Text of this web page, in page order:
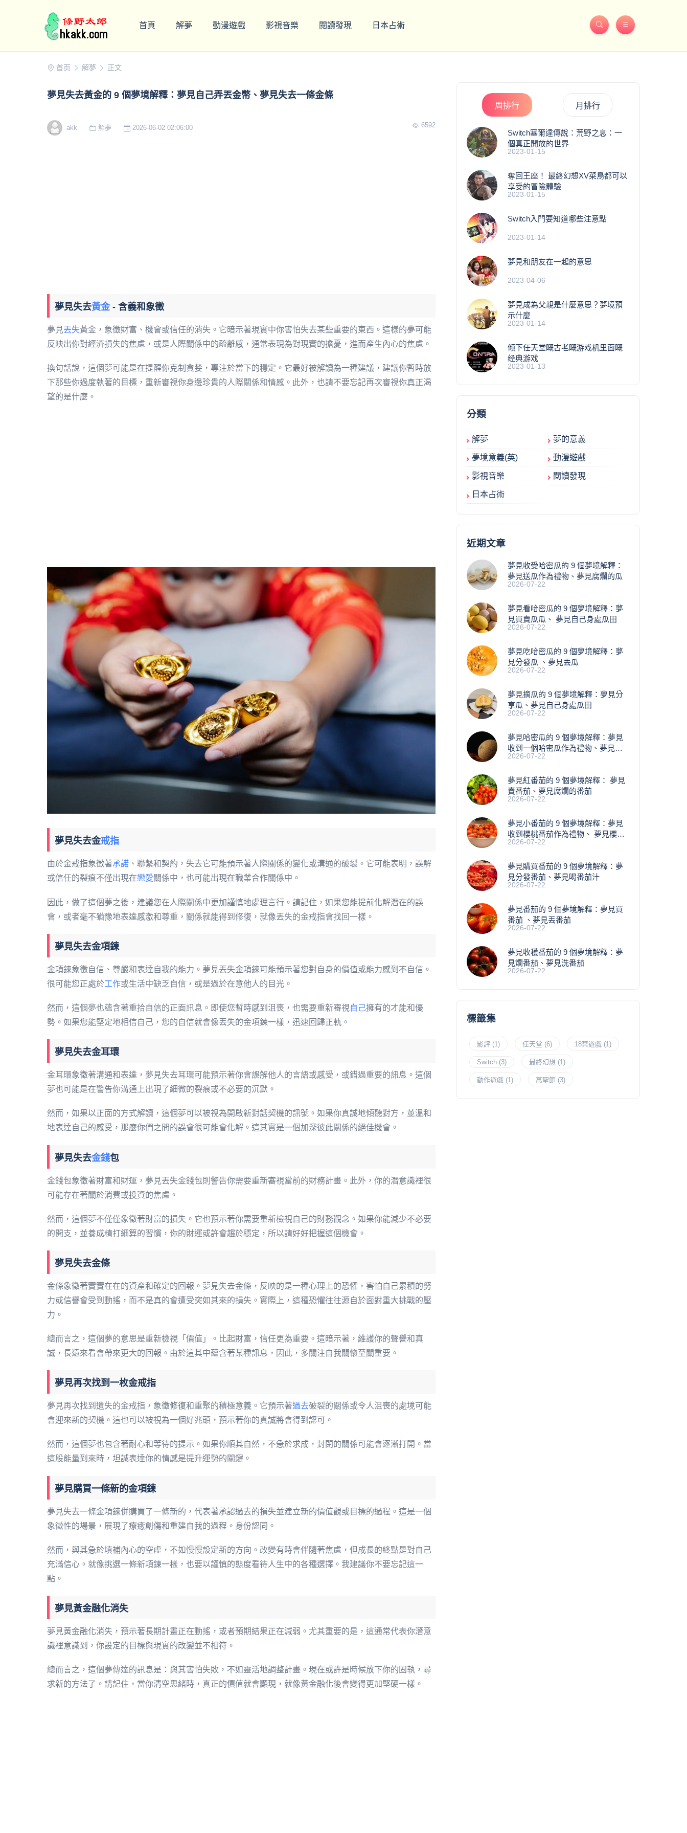
首頁 解夢 動漫遊戲 影視音樂 閱讀發現 日本占術
首页 解夢 正文
夢見失去黃金的 9 個夢境解釋：夢見自己弄丟金幣、夢見失去一條金條
akk 解夢 2026-06-02 02:06:00 6592
夢見失去黃金- 含義和象徵
夢見丟失黃金，象徵財富、機會或信任的消失。它暗示著現實中你害怕失去某些重要的東西。這樣的夢可能
反映出你對經濟損失的焦慮，或是人際關係中的疏離感，通常表現為對現實的擔憂，進而產生內心的焦慮。
換句話說，這個夢可能是在提醒你克制貪婪，專注於當下的穩定。它最好被解讀為一種建議，建議你暫時放
下那些你過度執著的目標，重新審視你身邊珍貴的人際關係和情感。此外，也請不要忘記再次審視你真正渴
望的是什麼。
夢見失去金戒指
由於金戒指象徵著承諾 、聯繫和契約，失去它可能預示著人際關係的變化或溝通的破裂。它可能表明，誤解
或信任的裂痕不僅出現在戀愛關係中，也可能出現在職業合作關係中。
因此，做了這個夢之後，建議您在人際關係中更加謹慎地處理言行。請記住，如果您能提前化解潛在的誤
會，或者毫不猶豫地表達感激和尊重，關係就能得到修復，就像丟失的金戒指會找回一樣。
夢見失去金項鍊
金項鍊象徵自信、尊嚴和表達自我的能力。夢見丟失金項鍊可能預示著您對自身的價值或能力感到不自信。
很可能您正處於工作或生活中缺乏自信，或是過於在意他人的目光。
然而，這個夢也蘊含著重拾自信的正面訊息。即使您暫時感到沮喪，也需要重新審視自己擁有的才能和優
勢。如果您能堅定地相信自己，您的自信就會像丟失的金項鍊一樣，迅速回歸正軌。
夢見失去金耳環
金耳環象徵著溝通和表達，夢見失去耳環可能預示著你會誤解他人的言語或感受，或錯過重要的訊息。這個
夢也可能是在警告你溝通上出現了細微的裂痕或不必要的沉默。
然而，如果以正面的方式解讀，這個夢可以被視為開啟新對話契機的訊號。如果你真誠地傾聽對方，並溫和
地表達自己的感受，那麼你們之間的誤會很可能會化解。這其實是一個加深彼此關係的絕佳機會。
夢見失去金錢包
金錢包象徵著財富和財運，夢見丟失金錢包則警告你需要重新審視當前的財務計畫。此外，你的潛意識裡很
可能存在著關於消費或投資的焦慮。
然而，這個夢不僅僅象徵著財富的損失。它也預示著你需要重新檢視自己的財務觀念。如果你能減少不必要
的開支，並養成精打細算的習慣，你的財運或許會趨於穩定，所以請好好把握這個機會。
夢見失去金條
金條象徵著實實在在的資產和確定的回報。夢見失去金條，反映的是一種心理上的恐懼，害怕自己累積的努
力或信譽會受到動搖，而不是真的會遭受突如其來的損失。實際上，這種恐懼往往源自於面對重大挑戰的壓
力。
總而言之，這個夢的意思是重新檢視「價值」。比起財富，信任更為重要。這暗示著，維護你的聲譽和真
誠，長遠來看會帶來更大的回報。由於這其中蘊含著某種訊息，因此，多關注自我關懷至關重要。
夢見再次找到一枚金戒指
夢見再次找到遺失的金戒指，象徵修復和重聚的積極意義。它預示著過去破裂的關係或令人沮喪的處境可能
會迎來新的契機。這也可以被視為一個好兆頭，預示著你的真誠將會得到認可。
然而，這個夢也包含著耐心和等待的提示。如果你順其自然，不急於求成，封閉的關係可能會逐漸打開。當
這股能量到來時，坦誠表達你的情感是提升運勢的關鍵。
夢見購買一條新的金項鍊
夢見失去一條金項鍊併購買了一條新的，代表著承認過去的損失並建立新的價值觀或目標的過程。這是一個
象徵性的場景，展現了療癒創傷和重建自我的過程。身份認同。
然而，與其急於填補內心的空虛，不如慢慢設定新的方向。改變有時會伴隨著焦慮，但成長的終點是對自己
充滿信心。就像挑選一條新項鍊一樣，也要以謹慎的態度看待人生中的各種選擇。我建議你不要忘記這一
點。
夢見黃金融化消失
夢見黃金融化消失，預示著長期計畫正在動搖，或者預期結果正在減弱。尤其重要的是，這通常代表你潛意
識裡意識到，你設定的目標與現實的改變並不相符。
總而言之，這個夢傳達的訊息是：與其害怕失敗，不如靈活地調整計畫。現在或許是時候放下你的固執，尋
求新的方法了。請記住，當你清空思緒時，真正的價值就會顯現，就像黃金融化後會變得更加堅硬一樣。
周排行 月排行
Switch塞爾達傳說：荒野之息：一
個真正開放的世界
2023-01-15
奪回王座！ 最終幻想XV菜鳥都可以
享受的冒險體驗
2023-01-15
Switch入門要知道哪些注意點
2023-01-14
夢見和朋友在一起的意思
2023-04-06
夢見成為父親是什麼意思？夢境預
示什麼
2023-01-14
倾下任天堂嘅古老嘅游戏机里面嘅
经典游戏
2023-01-13
分類
解夢 夢的意義
夢境意義(英) 動漫遊戲
影視音樂 閱讀發現
日本占術
近期文章
夢見收受哈密瓜的 9 個夢境解釋：
夢見送瓜作為禮物、夢見腐爛的瓜
2026-07-22
夢見看哈密瓜的 9 個夢境解釋：夢
見買賣瓜瓜、 夢見自己身處瓜田
2026-07-22
夢見吃哈密瓜的 9 個夢境解釋：夢
見分發瓜 、夢見丟瓜
2026-07-22
夢見摘瓜的 9 個夢境解釋：夢見分
享瓜、夢見自己身處瓜田
2026-07-22
夢見哈密瓜的 9 個夢境解釋：夢見
收到一個哈密瓜作為禮物、夢見買
瓜
2026-07-22
夢見紅番茄的 9 個夢境解釋： 夢見
賣番茄、夢見腐爛的番茄
2026-07-22
​夢見小番茄的 9 個夢境解釋：夢見
收到櫻桃番茄作為禮物、 夢見櫻桃
落下
2026-07-22
夢見購買番茄的 9 個夢境解釋：夢
見分發番茄、夢見喝番茄汁
2026-07-22
夢見番茄的 9 個夢境解釋：夢見買
番茄 、夢見丟番茄
2026-07-22
夢見收穫番茄的 9 個夢境解釋：夢
見爛番茄、夢見洗番茄
2026-07-22
標籤集
影評 (1) 任天堂 (6) 18禁遊戲 (1)
Switch (3) 最終幻想 (1)
動作遊戲 (1) 萬聖節 (3)